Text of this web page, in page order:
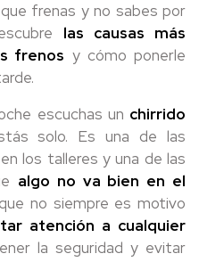
frenas y no sabes por
las causas más
frenos y cómo ponerle
escuchas un chirrido
solo. Es una de las
los talleres y una de las
algo no va bien en el
no siempre es motivo
atención a cualquier
la seguridad y evitar